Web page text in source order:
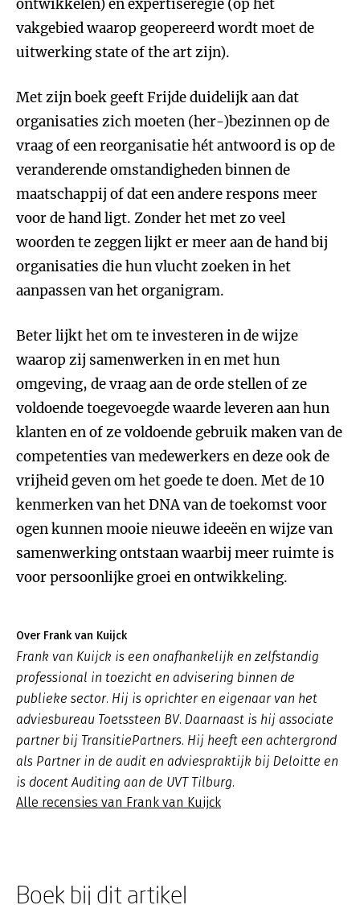
ontwikkelen) en expertiseregie (op het
vakgebied waarop geopereerd wordt moet de
uitwerking state of the art zijn).
Met zijn boek geeft Frijde duidelijk aan dat
organisaties zich moeten (her-)bezinnen op de
vraag of een reorganisatie hét antwoord is op de
veranderende omstandigheden binnen de
maatschappij of dat een andere respons meer
voor de hand ligt. Zonder het met zo veel
woorden te zeggen lijkt er meer aan de hand bij
organisaties die hun vlucht zoeken in het
aanpassen van het organigram.
Beter lijkt het om te investeren in de wijze
waarop zij samenwerken in en met hun
omgeving, de vraag aan de orde stellen of ze
voldoende toegevoegde waarde leveren aan hun
klanten en of ze voldoende gebruik maken van de
competenties van medewerkers en deze ook de
vrijheid geven om het goede te doen. Met de 10
kenmerken van het DNA van de toekomst voor
ogen kunnen mooie nieuwe ideeën en wijze van
samenwerking ontstaan waarbij meer ruimte is
voor persoonlijke groei en ontwikkeling.
Over Frank van Kuijck
Frank van Kuijck is een onafhankelijk en zelfstandig
professional in toezicht en advisering binnen de
publieke sector. Hij is oprichter en eigenaar van het
adviesbureau Toetssteen BV. Daarnaast is hij associate
partner bij TransitiePartners. Hij heeft een achtergrond
als Partner in de audit en adviespraktijk bij Deloitte en
is docent Auditing aan de UVT Tilburg.
Alle recensies van Frank van Kuijck
Boek bij dit artikel